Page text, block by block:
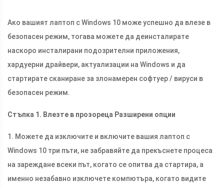
Ако вашият лаптоп с Windows 10 може успешно да влезе в
безопасен режим, тогава можете да деинсталирате
наскоро инсталирани подозрителни приложения,
хардуерни драйвери, актуализации на Windows и да
стартирате сканиране за злонамерен софтуер / вируси в
безопасен режим.
Стъпка 1. Влезте в прозореца Разширени опции
1. Можете да изключите и включите вашия лаптоп с
Windows 10 три пъти, не забравяйте да прекъснете процеса
на зареждане всеки път, когато се опитва да стартира, а
именно незабавно изключете компютъра, когато видите